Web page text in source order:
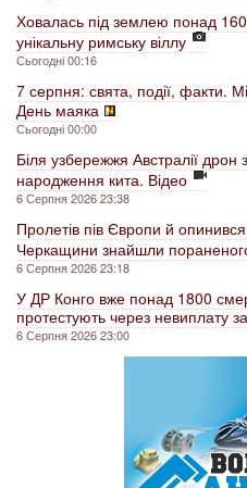
Ховалась під землею понад
унікальну римську віллу
Сьогодні 00:16
7 серпня: свята, події, факти.
День маяка
Сьогодні 00:00
Біля узбережжя Австралії дрон
народження кита. Відео
6 Серпня 2026 23:38
Пролетів пів Європи й
Черкащини знайшли
6 Серпня 2026 23:18
У ДР Конго вже понад 1800
протестують через невиплату
6 Серпня 2026 23:00